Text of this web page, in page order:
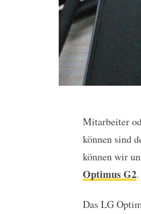
LG
Mitarbeiter
können sind
können wir
Optimus G2.
Das LG